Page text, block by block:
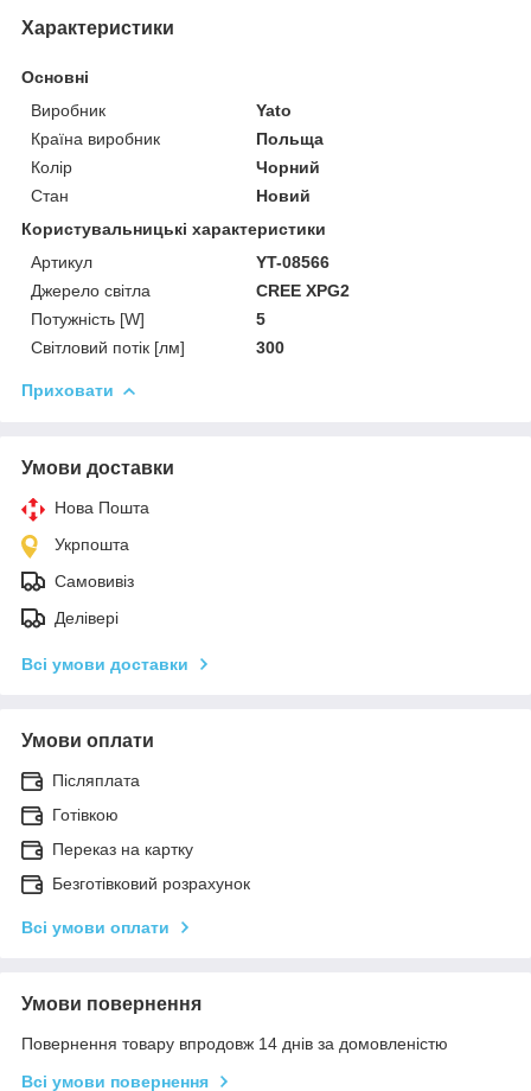
Характеристики
Основні
Виробник
Yato
Країна виробник
Польща
Колір
Чорний
Стан
Новий
Користувальницькі характеристики
Артикул
YT-08566
Джерело світла
CREE XPG2
Потужність [W]
5
Світловий потік [лм]
300
Приховати
Умови доставки
Нова Пошта
Укрпошта
Самовивіз
Делівері
Всі умови доставки
Умови оплати
Післяплата
Готівкою
Переказ на картку
Безготівковий розрахунок
Всі умови оплати
Умови повернення
Повернення товару впродовж 14 днів за домовленістю
Всі умови повернення